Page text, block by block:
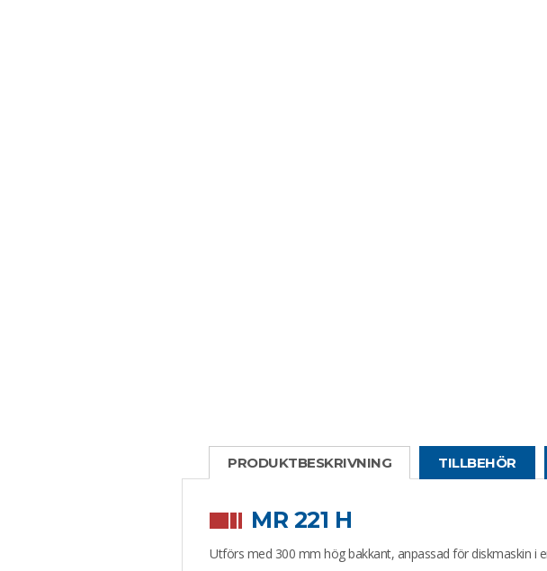
PRODUKTBESKRIVNING TILLBEHÖR
MR 221 H
Utförs med 300 mm hög bakkant, anpassad för diskmaskin i